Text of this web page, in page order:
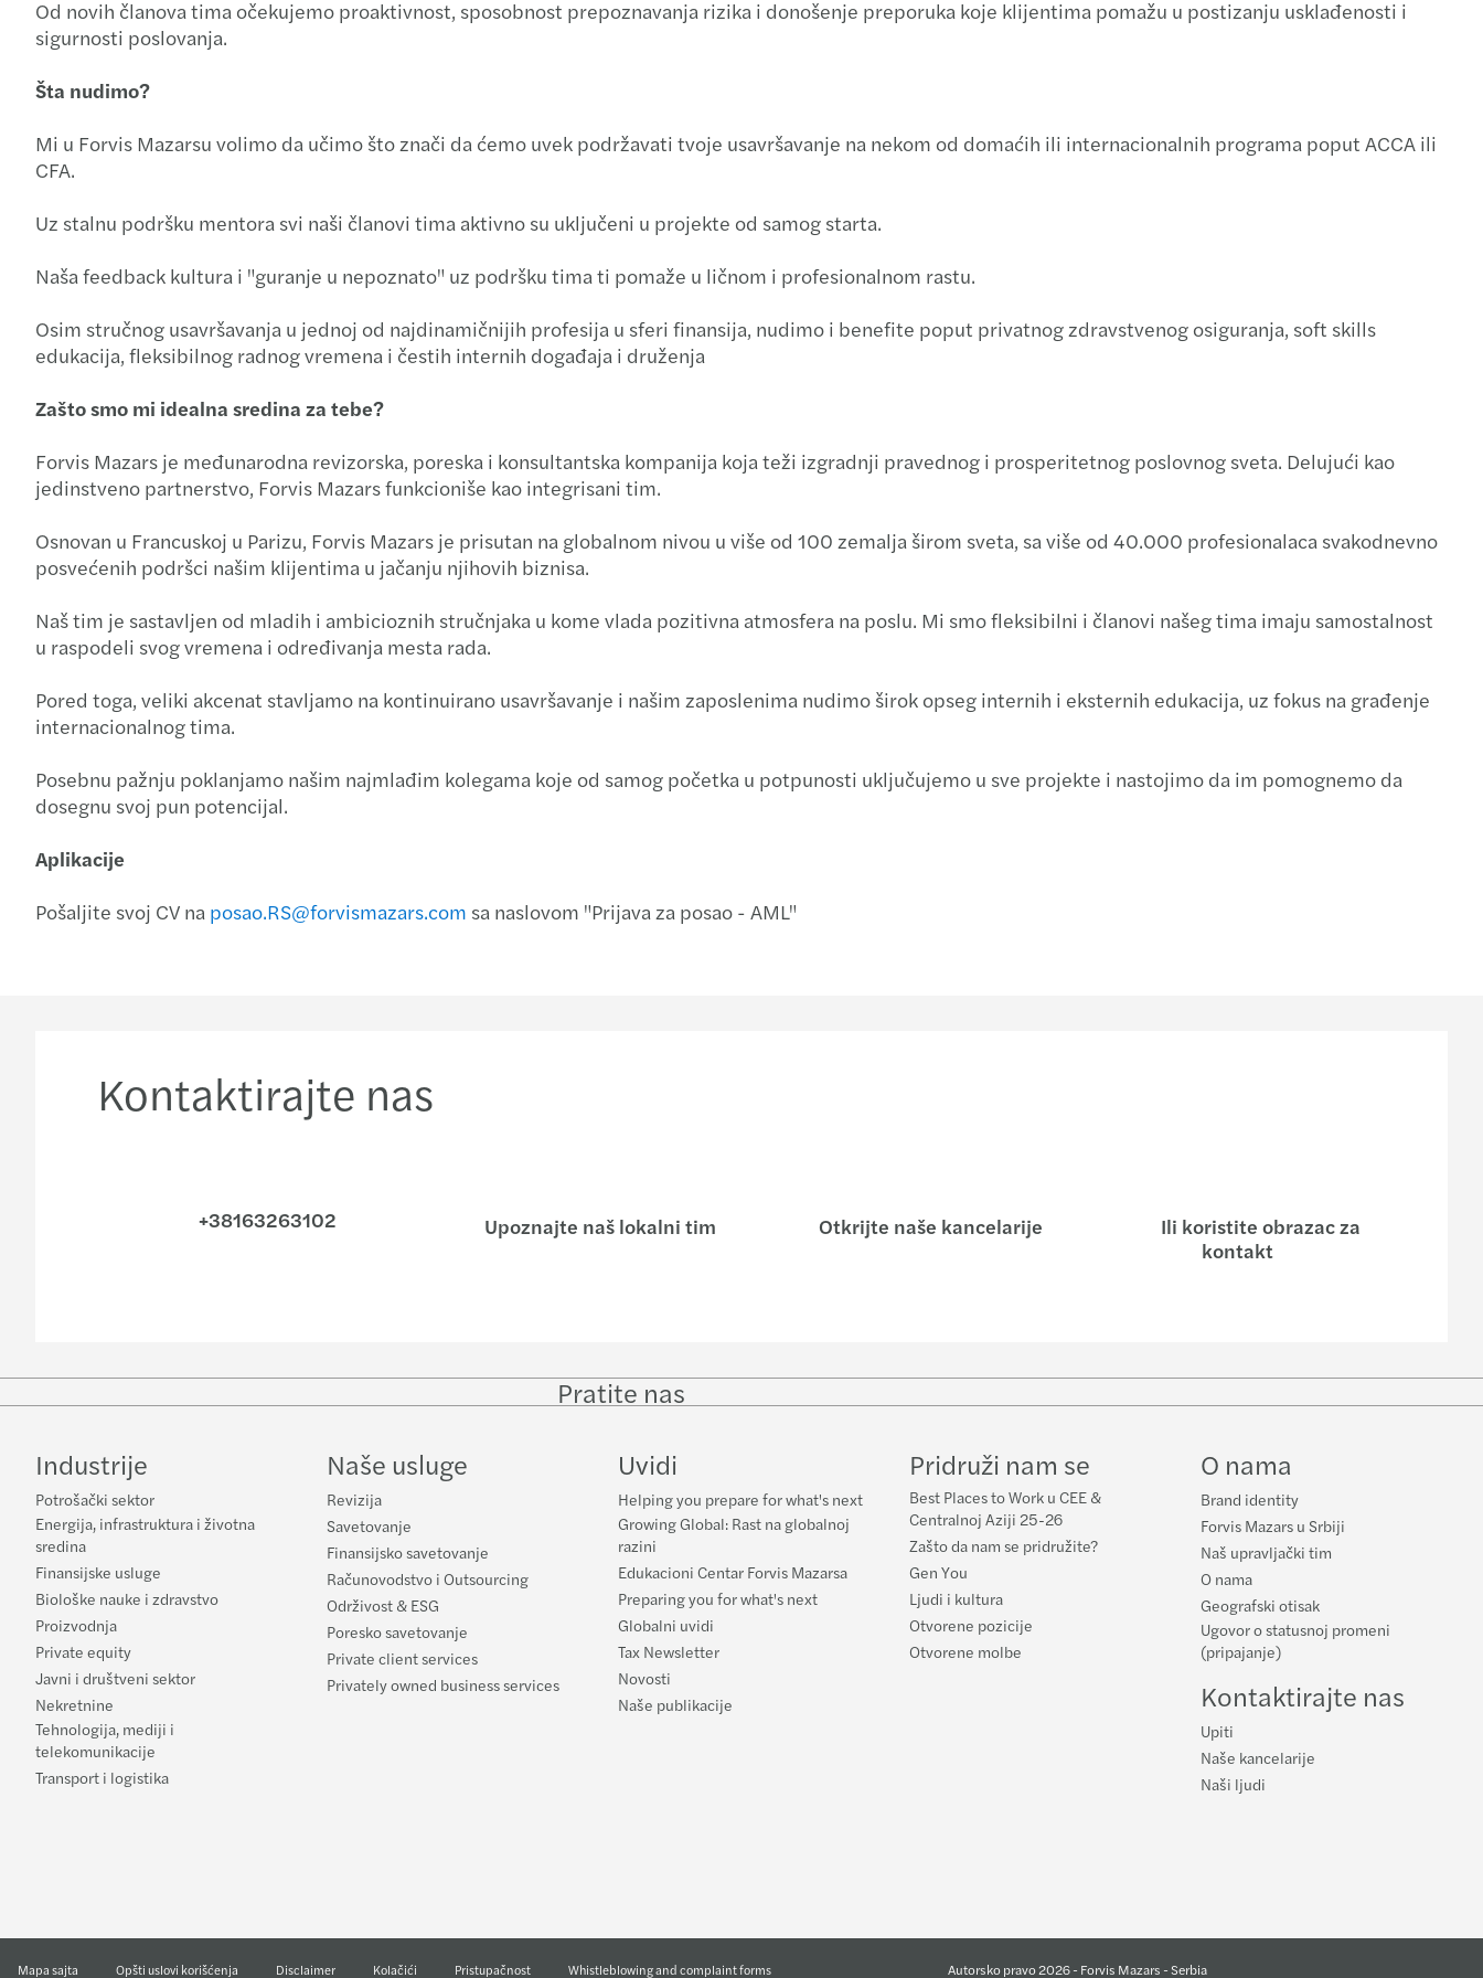
Novembar 2022.
Novembar 2021.
Od novih članova tima očekujemo proaktivnost, sposobnost prepoznavanja rizika i donošenje preporuka koje klijentima pomažu u postizanju usklađenosti i
sigurnosti poslovanja.
Šta nudimo?
Mi u Forvis Mazarsu volimo da učimo što znači da ćemo uvek podržavati tvoje usavršavanje na nekom od domaćih ili internacionalnih programa poput ACCA ili
CFA.
Uz stalnu podršku mentora svi naši članovi tima aktivno su uključeni u projekte od samog starta.
Naša feedback kultura i "guranje u nepoznato" uz podršku tima ti pomaže u ličnom i profesionalnom rastu.
Osim stručnog usavršavanja u jednoj od najdinamičnijih profesija u sferi finansija, nudimo i benefite poput privatnog zdravstvenog osiguranja, soft skills
edukacija, fleksibilnog radnog vremena i čestih internih događaja i druženja
Zašto smo mi idealna sredina za tebe?
Forvis Mazars je međunarodna revizorska, poreska i konsultantska kompanija koja teži izgradnji pravednog i prosperitetnog poslovnog sveta. Delujući kao
jedinstveno partnerstvo, Forvis Mazars funkcioniše kao integrisani tim.
Osnovan u Francuskoj u Parizu, Forvis Mazars je prisutan na globalnom nivou u više od 100 zemalja širom sveta, sa više od 40.000 profesionalaca svakodnevno
posvećenih podršci našim klijentima u jačanju njihovih biznisa.
Naš tim je sastavljen od mladih i ambicioznih stručnjaka u kome vlada pozitivna atmosfera na poslu. Mi smo fleksibilni i članovi našeg tima imaju samostalnost
u raspodeli svog vremena i određivanja mesta rada.
Pored toga, veliki akcenat stavljamo na kontinuirano usavršavanje i našim zaposlenima nudimo širok opseg internih i eksternih edukacija, uz fokus na građenje
internacionalnog tima.
Posebnu pažnju poklanjamo našim najmlađim kolegama koje od samog početka u potpunosti uključujemo u sve projekte i nastojimo da im pomognemo da
dosegnu svoj pun potencijal.
Aplikacije
Pošaljite svoj CV na posao.RS@forvismazars.com sa naslovom "Prijava za posao - AML"
Kontaktirajte nas
+38163263102 Upoznajte naš lokalni tim Otkrijte naše kancelarije
Ili koristite obrazac za
kontakt
Pratite nas
on
on
Facebook
on
Industrije
Potrošački sektor
Energija, infrastruktura i životna
sredina
Finansijske usluge
Biološke nauke i zdravstvo
Proizvodnja
Private equity
Javni i društveni sektor
Nekretnine
Tehnologija, mediji i
telekomunikacije
Transport i logistika
Naše usluge
Revizija
Savetovanje
Finansijsko savetovanje
Računovodstvo i Outsourcing
Održivost & ESG
Poresko savetovanje
Private client services
Privately owned business services
Uvidi
Helping you prepare for what's next
Growing Global: Rast na globalnoj
razini
Edukacioni Centar Forvis Mazarsa
Preparing you for what's next
Globalni uvidi
Tax Newsletter
Novosti
Naše publikacije
Pridruži nam se
Best Places to Work u CEE &
Centralnoj Aziji 25-26
Zašto da nam se pridružite?
Gen You
Ljudi i kultura
Otvorene pozicije
Otvorene molbe
O nama
Brand identity
Forvis Mazars u Srbiji
Naš upravljački tim
O nama
Geografski otisak
Ugovor o statusnoj promeni
(pripajanje)
Kontaktirajte nas
Upiti
Naše kancelarije
Naši ljudi
Mapa sajta Opšti uslovi korišćenja Disclaimer Kolačići Pristupačnost Whistleblowing and complaint forms Autorsko pravo 2026 - Forvis Mazars - Serbia